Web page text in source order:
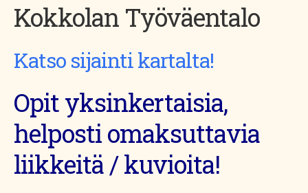
Kokkolan Työväentalo
Katso sijainti kartalta!
Opit yksinkertaisia,
helposti omaksuttavia
liikkeitä / kuvioita!